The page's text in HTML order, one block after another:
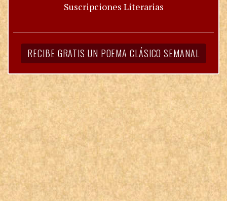
Suscripciones Literarias
RECIBE GRATIS UN POEMA CLÁSICO SEMANAL